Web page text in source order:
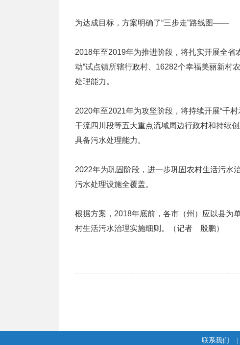
为达成目标，方案明确了“三步走”路线图——
2018年至2019年为推进阶段，将扎实开展全省
动”试点镇所辖行政村、16282个幸福美丽新村
处理能力。
2020年至2021年为攻坚阶段，将持续开展“千
干流四川段等五大重点流域周边行政村和持续
具备污水处理能力。
2022年为巩固阶段，进一步巩固农村生活污水
污水处理设施全覆盖。
根据方案，2018年底前，各市（州）应以县为
村生活污水治理实施细则。（记者 殷鹏）
联系我们